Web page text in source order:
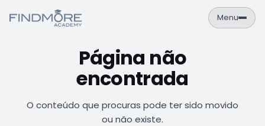
Menu
Área de Aluno
Formações
Página não
encontrada
O conteúdo que procuras pode ter sido movido
ou não existe.